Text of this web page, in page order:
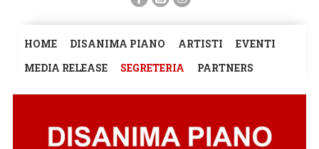
HOME DISANIMA PIANO ARTISTI
EVENTI
MEDIA RELEASE
SEGRETERIA PARTNERS